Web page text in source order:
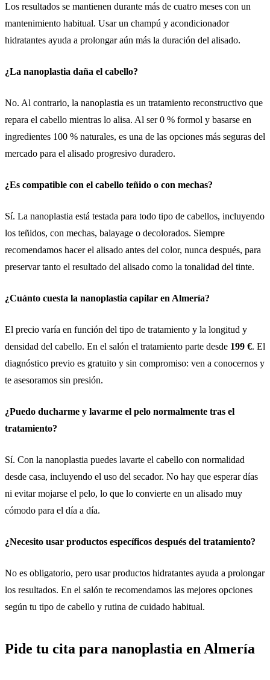
Los resultados se mantienen durante más de cuatro meses con un
mantenimiento habitual. Usar un champú y acondicionador
hidratantes ayuda a prolongar aún más la duración del alisado.
¿La nanoplastia daña el cabello?
No. Al contrario, la nanoplastia es un tratamiento reconstructivo que
repara el cabello mientras lo alisa. Al ser 0 % formol y basarse en
ingredientes 100 % naturales, es una de las opciones más seguras del
mercado para el alisado progresivo duradero.
¿Es compatible con el cabello teñido o con mechas?
Sí. La nanoplastia está testada para todo tipo de cabellos, incluyendo
los teñidos, con mechas, balayage o decolorados. Siempre
recomendamos hacer el alisado antes del color, nunca después, para
preservar tanto el resultado del alisado como la tonalidad del tinte.
¿Cuánto cuesta la nanoplastia capilar en Almería?
El precio varía en función del tipo de tratamiento y la longitud y
densidad del cabello. En el salón el tratamiento parte desde 199 €. El
diagnóstico previo es gratuito y sin compromiso: ven a conocernos y
te asesoramos sin presión.
¿Puedo ducharme y lavarme el pelo normalmente tras el
tratamiento?
Sí. Con la nanoplastia puedes lavarte el cabello con normalidad
desde casa, incluyendo el uso del secador. No hay que esperar días
ni evitar mojarse el pelo, lo que lo convierte en un alisado muy
cómodo para el día a día.
¿Necesito usar productos específicos después del tratamiento?
No es obligatorio, pero usar productos hidratantes ayuda a prolongar
los resultados. En el salón te recomendamos las mejores opciones
según tu tipo de cabello y rutina de cuidado habitual.
Pide tu cita para nanoplastia en Almería